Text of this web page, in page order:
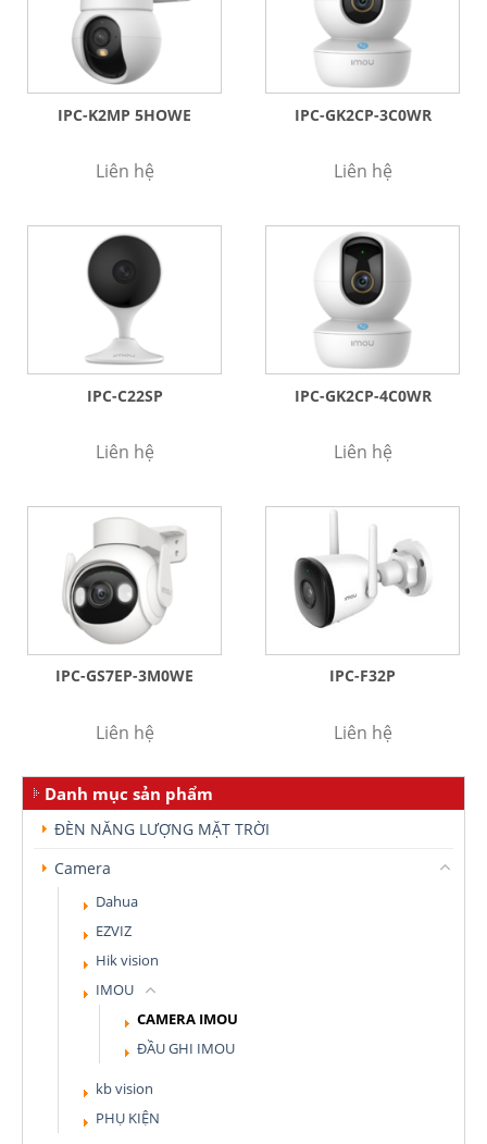
IPC-K2MP 5HOWE
Liên hệ
IPC-GK2CP-3C0WR
Liên hệ
IPC-C22SP
Liên hệ
IPC-GK2CP-4C0WR
Liên hệ
IPC-GS7EP-3M0WE
Liên hệ
IPC-F32P
Liên hệ
Danh mục sản phẩm
ĐÈN NĂNG LƯỢNG MẶT TRỜI
Camera
Dahua
EZVIZ
Hik vision
IMOU
CAMERA IMOU
ĐẦU GHI IMOU
kb vision
PHỤ KIỆN